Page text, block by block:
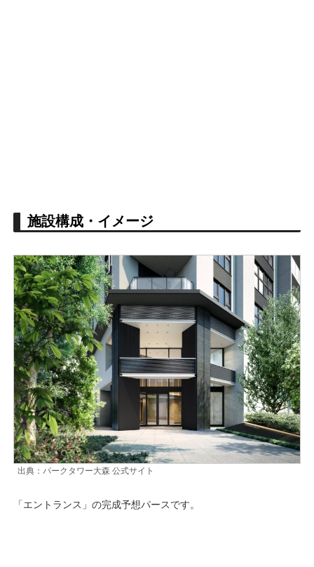
施設構成・イメージ
出典：パークタワー大森 公式サイト
「エントランス」の完成予想パースです。